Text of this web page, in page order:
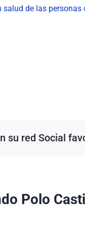
de las personas
su red Social
Polo